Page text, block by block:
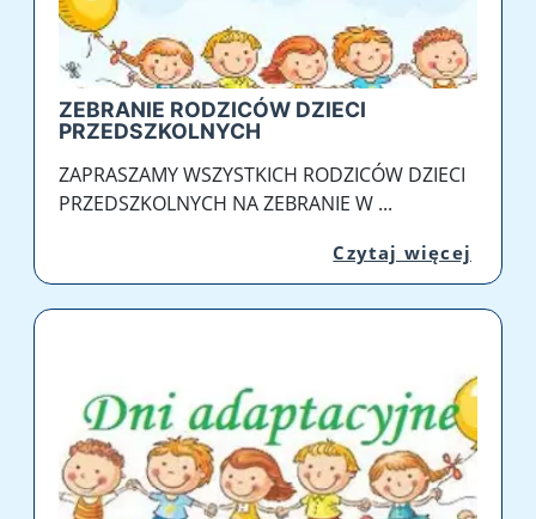
ZEBRANIE RODZICÓW DZIECI
PRZEDSZKOLNYCH
ZAPRASZAMY WSZYSTKICH RODZICÓW DZIECI
PRZEDSZKOLNYCH NA ZEBRANIE W ...
Czytaj więcej